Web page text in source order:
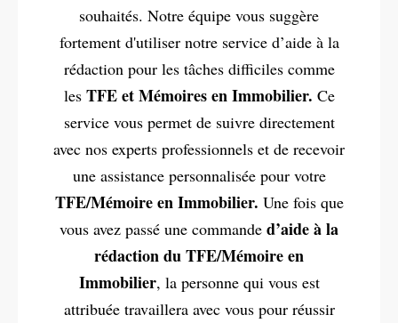
souhaités. Notre équipe vous suggère
fortement d'utiliser notre service d’aide à la
rédaction pour les tâches difficiles comme
les TFE et Mémoires en Immobilier. Ce
service vous permet de suivre directement
avec nos experts professionnels et de recevoir
une assistance personnalisée pour votre
TFE/Mémoire en Immobilier. Une fois que
vous avez passé une commande d’aide à la
rédaction du TFE/Mémoire en
Immobilier, la personne qui vous est
attribuée travaillera avec vous pour réussir